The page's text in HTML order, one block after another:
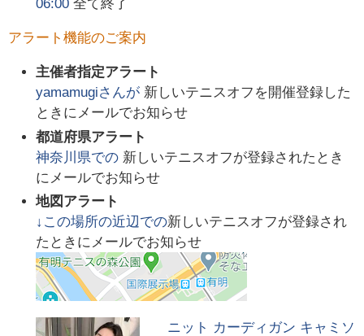
06:00 全て終了
アラート機能のご案内
主催者指定アラート
yamamugiさんが 新しいテニスオフを開催登録した
ときにメールでお知らせ
都道府県アラート
神奈川県での 新しいテニスオフが登録されたとき
にメールでお知らせ
地図アラート
↓この場所の近辺での新しいテニスオフが登録され
たときにメールでお知らせ
ニット カーディガン キャミソ